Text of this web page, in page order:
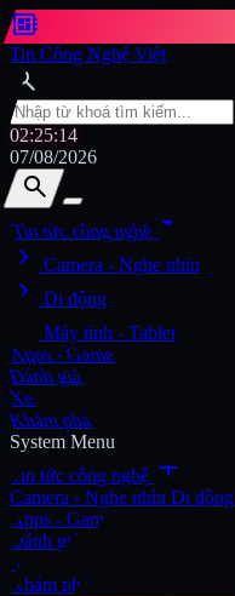
developer_board
Tin Công Nghệ Việt
search
02:25:16
07/08/2026
search
search
Tin tức công nghệarrow_drop_down
chevron_right
Camera - Nghe nhìn
chevron_right Di động
Máy tính - Tablet
Apps - Game
Đánh giá
Xe
Khám phá
System Menu
Tin tức công nghệ add
Camera - Nghe nhìn Di động
Apps - Game
Đánh giá
Xe
Khám phá